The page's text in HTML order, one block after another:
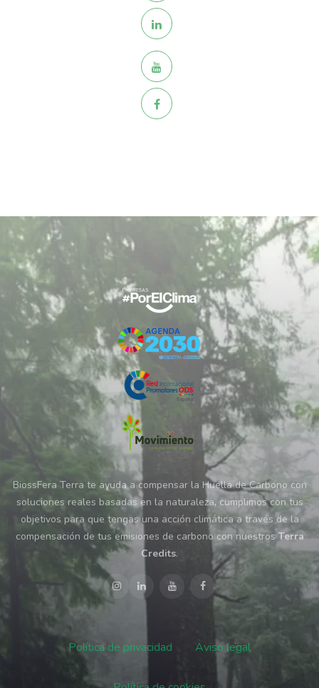
BiossFera Terra te ayuda a compensar la Huella de Carbono con
soluciones reales basadas en la naturaleza, cumplimos con tus
objetivos para que tengas una acción climática a través de la
compensación de tus emisiones de carbono con nuestrosTerra
Credits.
Política de privacidad Aviso legal